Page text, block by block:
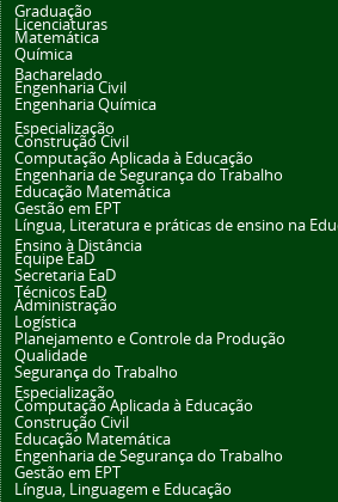
Graduação
Licenciaturas
Matemática
Química
Bacharelado
Engenharia Civil
Engenharia Química
Especialização
Construção Civil
Computação Aplicada à Educação
Engenharia de Segurança do Trabalho
Educação Matemática
Gestão em EPT
Língua, Literatura e práticas de ensino na
Ensino à Distância
Equipe EaD
Secretaria EaD
Técnicos EaD
Administração
Logística
Planejamento e Controle da Produção
Qualidade
Segurança do Trabalho
Especialização
Computação Aplicada à Educação
Construção Civil
Educação Matemática
Engenharia de Segurança do Trabalho
Gestão em EPT
Língua, Linguagem e Educação